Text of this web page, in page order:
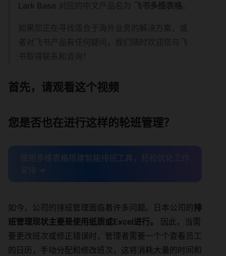
Lark Base 对应的中文产品名为 飞书多维表格
如果您正在寻找适合于海外业务的解决方案，或
者对飞书产品有任何疑问，我们随时欢迎您与飞
书取得联系和咨询！
首先，请观看这个视频
您是否也在进行这样的轮班管理？
使用多维表格搭建智能排班工具，轻松优化工作
安排 →
如今，公司的排班管理面临着许多问题。日本公司的排
班管理现状主要是使用纸质或Excel进行。
因此，当需
要更改班次或修正错误时，管理者需要一个个查看员工
的日历，手动分配和修改班次，这将消耗大量的时间和